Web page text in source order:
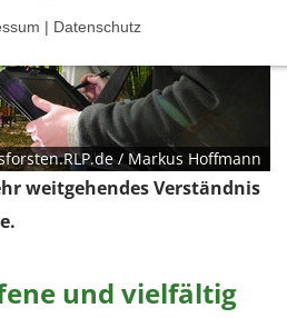
/ Markus Hoffmann
weitgehendes Verständnis
und vielfältig
ermöglichen grundlegende
für die einwandfreie Funktion
| Datenschutz